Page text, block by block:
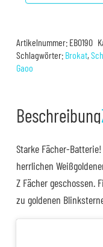
Artikelnummer: EB0190
Schlagwörter: Brokat,
Gaoo
Beschreibung
Starke Fächer-
herrlichen
Z Fächer geschossen.
zu goldenen